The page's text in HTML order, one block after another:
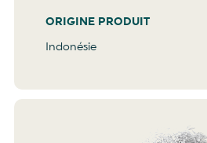
ORIGINE PRODUIT
Indonésie